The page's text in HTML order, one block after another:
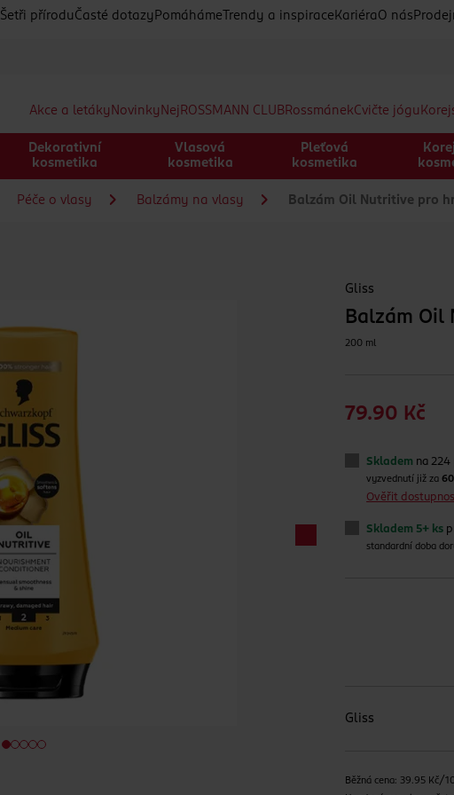
Šetři přírodu Časté dotazy Pomáháme Trendy a inspirace Kariéra O nás
Akce a letáky Novinky Nej ROSSMANN CLUBRossmánekCvičte jógu
Dekorativní
kosmetika
Vlasová
kosmetika
Pleťová
kosmetika
Péče o vlasy Balzámy na vlasy Balzám Oil Nutritive pro
Gliss
Balzám Oil
200 ml
79.90 Kč
Skladem na 224
vyzvednutí již za
Ověřit
Skladem 5+ ks
standardní doba
Gliss
Běžná cena: 39.95 Kč/